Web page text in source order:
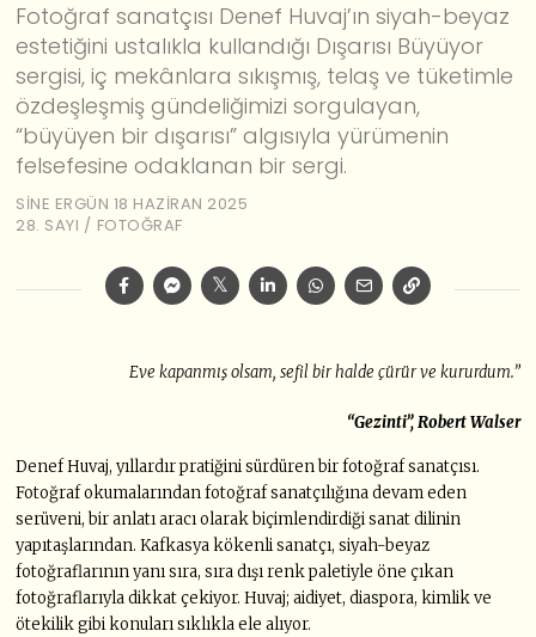
Fotoğraf sanatçısı Denef Huvaj’ın siyah-beyaz
estetiğini ustalıkla kullandığı Dışarısı Büyüyor
sergisi, iç mekânlara sıkışmış, telaş ve tüketimle
özdeşleşmiş gündeliğimizi sorgulayan,
“büyüyen bir dışarısı” algısıyla yürümenin
felsefesine odaklanan bir sergi.
SINE ERGÜN 18 HAZIRAN 2025
28. SAYI / FOTOĞRAF
Eve kapanmış olsam, sefil bir halde çürür ve kururdum.”
“Gezinti”, Robert Walser
Denef Huvaj, yıllardır pratiğini sürdüren bir fotoğraf sanatçısı.
Fotoğraf okumalarından fotoğraf sanatçılığına devam eden
serüveni, bir anlatı aracı olarak biçimlendirdiği sanat dilinin
yapıtaşlarından. Kafkasya kökenli sanatçı, siyah-beyaz
fotoğraflarının yanı sıra, sıra dışı renk paletiyle öne çıkan
fotoğraflarıyla dikkat çekiyor. Huvaj; aidiyet, diaspora, kimlik ve
ötekilik gibi konuları sıklıkla ele alıyor.